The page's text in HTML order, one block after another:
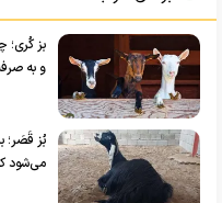
بز کُری؛
و به
بُز قَصَر؛
می‌شود